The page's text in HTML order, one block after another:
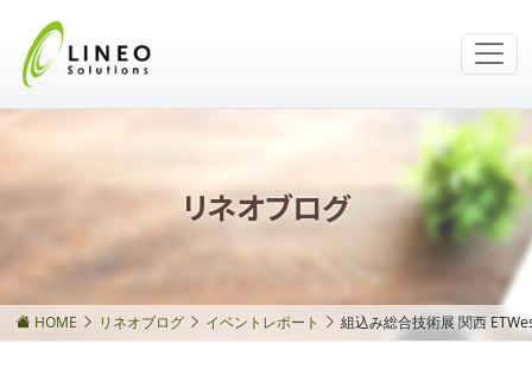
リネオブログ
HOME リネオブログ イベントレポート 組込み総合技術展 関西